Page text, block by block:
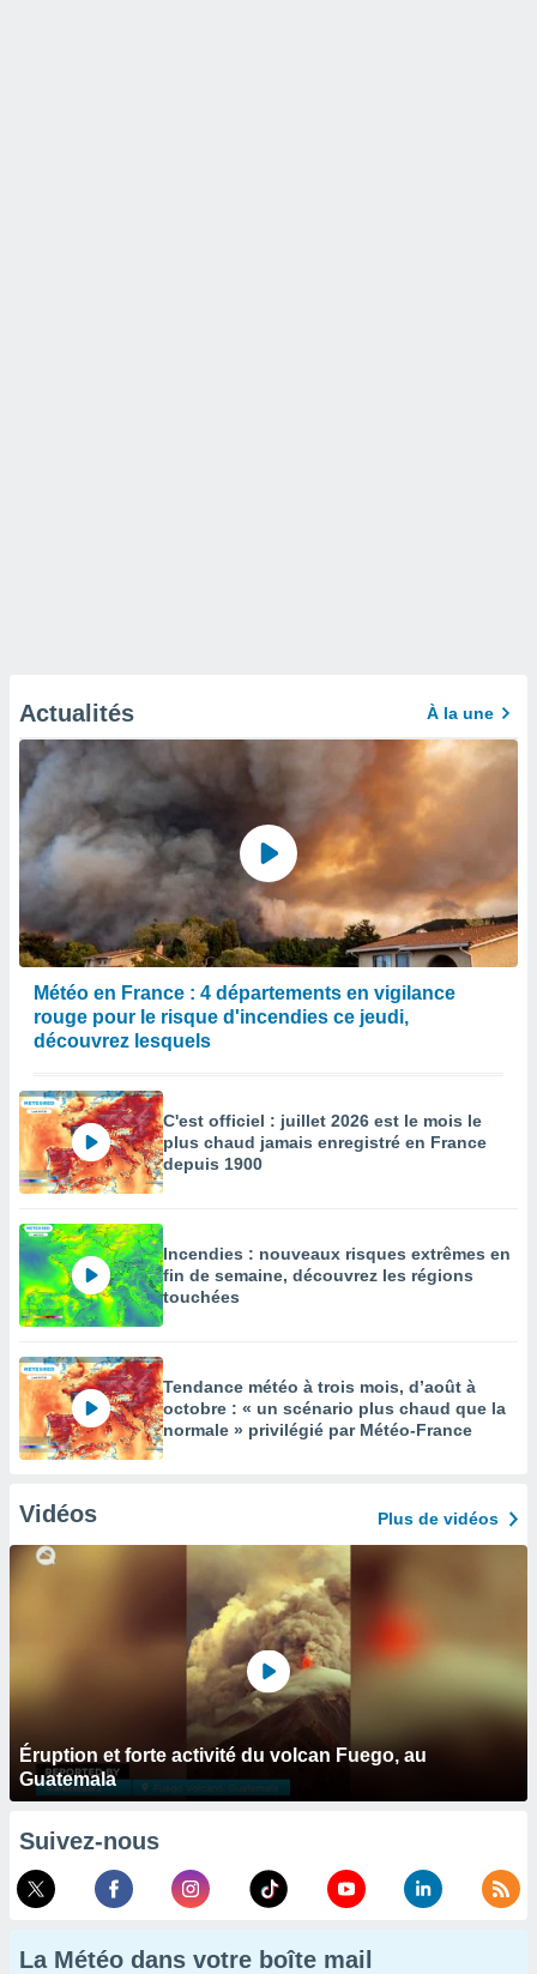
Actualités À la une
Météo en France : 4 départements en vigilance
rouge pour le risque d'incendies ce jeudi,
découvrez lesquels
C'est officiel : juillet 2026 est le mois le
plus chaud jamais enregistré en France
depuis 1900
Incendies : nouveaux risques extrêmes en
fin de semaine, découvrez les régions
touchées
Tendance météo à trois mois, d’août à
octobre : « un scénario plus chaud que la
normale » privilégié par Météo-France
Vidéos Plus de vidéos
Éruption et forte activité du volcan Fuego, au
Guatemala
Suivez-nous
La Météo dans votre boîte mail